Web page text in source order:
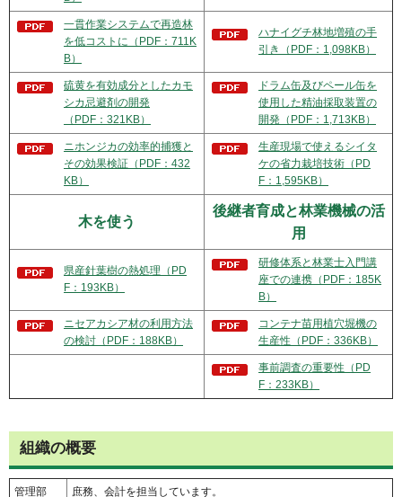
一貫作業システムで再造林
を低コストに（PDF：711K
B）
ハナイグチ林地増殖の手
引き（PDF：1,098KB）
硫黄を有効成分としたカモ
シカ忌避剤の開発
（PDF：321KB）
ドラム缶及びペール缶を
使用した精油採取装置の
開発（PDF：1,713KB）
ニホンジカの効率的捕獲と
その効果検証（PDF：432
KB）
生産現場で使えるシイタ
ケの省力栽培技術（PD
F：1,595KB）
木を使う
後継者育成と林業機械の活
用
県産針葉樹の熱処理（PD
F：193KB）
研修体系と林業士入門講
座での連携（PDF：185K
B）
ニセアカシア材の利用方法
の検討（PDF：188KB）
コンテナ苗用植穴堀機の
生産性（PDF：336KB）
事前調査の重要性（PD
F：233KB）
組織の概要
管理部 庶務、会計を担当しています。